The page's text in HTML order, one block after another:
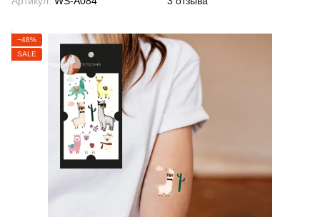
−48%
SALE